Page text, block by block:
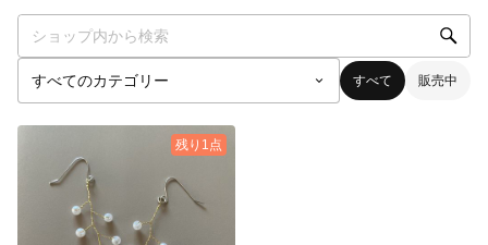
すべて 販売中
残り1点